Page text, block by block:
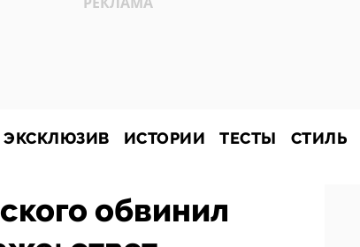
ЭКСКЛЮЗИВ ИСТОРИИ ТЕСТЫ СТИЛЬ
обвинил